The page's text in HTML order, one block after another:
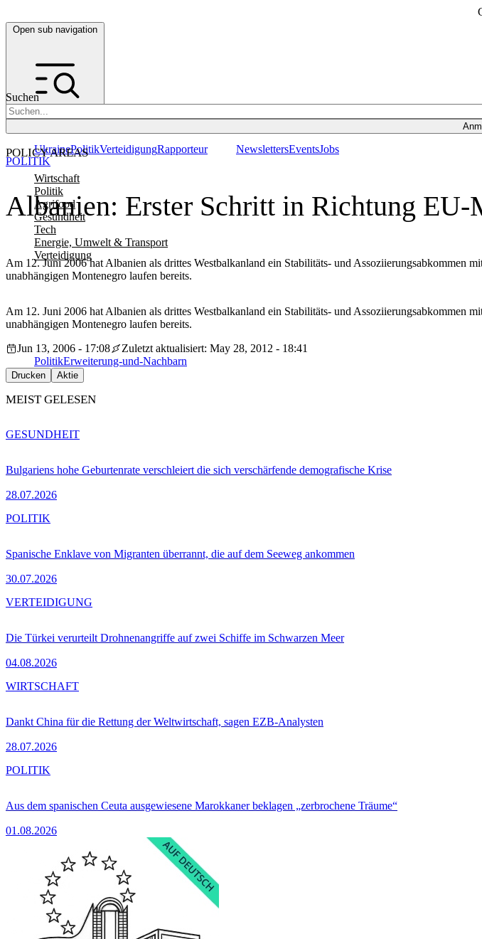
Open sub navigation
Suchen
POLICY AREAS
Wirtschaft
Politik
Agrifood
Gesundheit
Tech
Energie, Umwelt & Transport
Verteidigung
UkrainePolitikVerteidigungRapporteur NewslettersEventsJobs
Albanien: Erster Schritt in Richtung
Am 12. Juni 2006 hat Albanien als drittes Westbalkanland ein Stabilitäts- und Assoziierungsabkommen
unabhängigen Montenegro laufen bereits.
POLITIK
Am 12. Juni 2006 hat Albanien als drittes Westbalkanland ein Stabilitäts- und Assoziierungsabkommen
unabhängigen Montenegro laufen bereits.
Jun 13, 2006 - 17:08
Zuletzt aktualisiert: May 28, 2012 - 18:41
PolitikErweiterung-und-Nachbarn
Drucken Aktie
MEIST GELESEN
Bulgariens hohe Geburtenrate verschleiert die sich verschärfende demografische Krise
28.07.2026
GESUNDHEIT
Spanische Enklave von Migranten überrannt, die auf dem Seeweg ankommen
30.07.2026
POLITIK
Die Türkei verurteilt Drohnenangriffe auf zwei Schiffe im Schwarzen Meer
04.08.2026
VERTEIDIGUNG
Dankt China für die Rettung der Weltwirtschaft, sagen EZB-Analysten
28.07.2026
WIRTSCHAFT
Aus dem spanischen Ceuta ausgewiesene Marokkaner beklagen „zerbrochene Träume“
01.08.2026
POLITIK